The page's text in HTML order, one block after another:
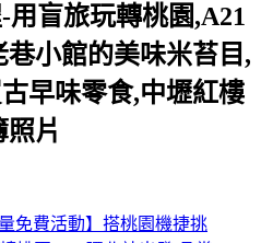
盲旅玩轉桃園,A21
小館的美味米苔目,
早味零食,中壢紅樓
片